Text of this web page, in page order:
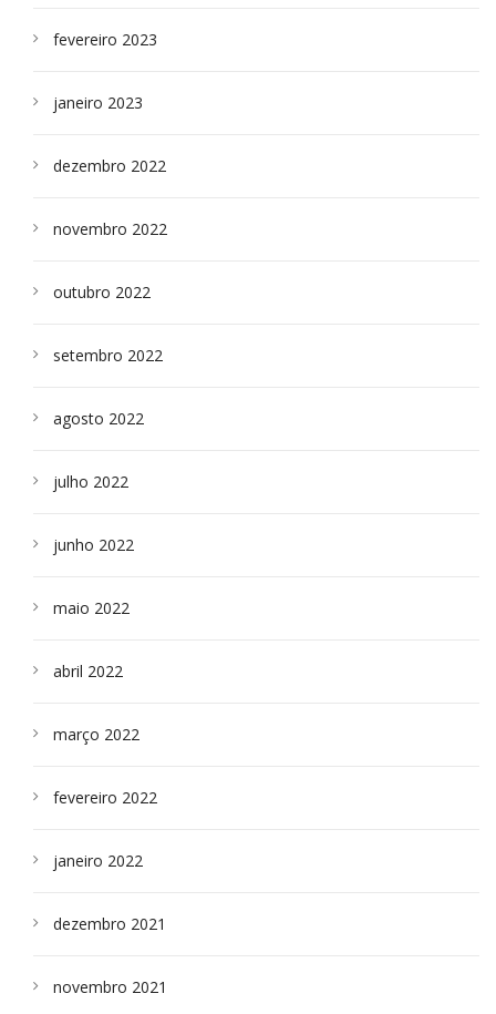
fevereiro 2023
janeiro 2023
dezembro 2022
novembro 2022
outubro 2022
setembro 2022
agosto 2022
julho 2022
junho 2022
maio 2022
abril 2022
março 2022
fevereiro 2022
janeiro 2022
dezembro 2021
novembro 2021